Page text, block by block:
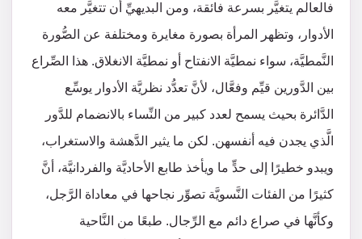
فالعالم يتغيَّر بسرعة فائقة، ومن البديهيِّ أن تتغيَّر معه
الأدوار، وتظهر المرأة بصورة مغايرة ومختلفة عن الصُّورة
النَّمطيَّة، سواء نمطيَّة الانفتاح أو نمطيَّة الانغلاق. هذا الصِّراع
بين الدَّورين قيِّم وفعَّال، لأنَّ تعدُّد نظريَّة الأدوار يوسِّع
الدَّائرة بحيث يسمح لعدد كبير من النِّساء بالانضمام للدَّور
الَّذي يجدن فيه أنفسهن. لكن ما يثير الدَّهشة والاستغراب،
ويبدو خطيرًا إلى حدٍّ ما ويأخذ طابع الأحاديَّة والفردانيَّة، أنَّ
كثيرًا من الفئات النَّسويَّة تصوِّر نجاحها في معاداة الرَّجل،
وكأنَّها في صراع دائم مع الرِّجال. طبعًا من النَّاحية